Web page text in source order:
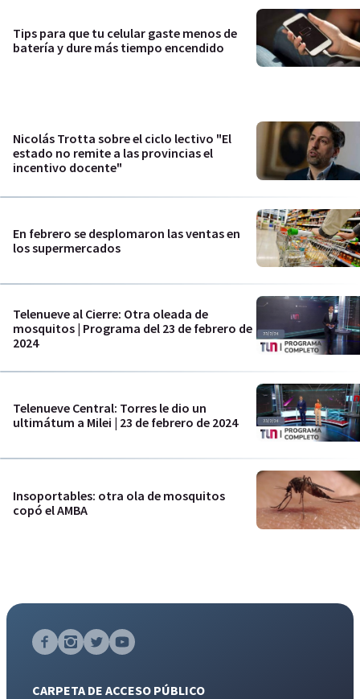
Tips para que tu celular gaste menos de
batería y dure más tiempo encendido
Nicolás Trotta sobre el ciclo lectivo "El
estado no remite a las provincias el
incentivo docente"
En febrero se desplomaron las ventas en
los supermercados
Telenueve al Cierre: Otra oleada de
mosquitos | Programa del 23 de febrero de
2024
Telenueve Central: Torres le dio un
ultimátum a Milei | 23 de febrero de 2024
Insoportables: otra ola de mosquitos
copó el AMBA
CARPETA DE ACCESO PÚBLICO